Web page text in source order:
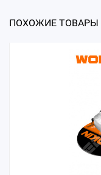
ПОХОЖИЕ ТОВАРЫ